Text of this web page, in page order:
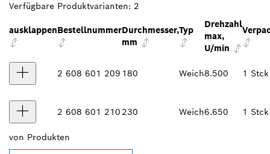
Verfügbare Produktvarianten: 2
ausklappenBestellnummerDurchmesser,
mm
Typ
Drehzahl
max,
U/min
2 608 601 209 180 Weich8.500 1 Stck
2 608 601 210 230 Weich6.650 1 Stck
von Produkten